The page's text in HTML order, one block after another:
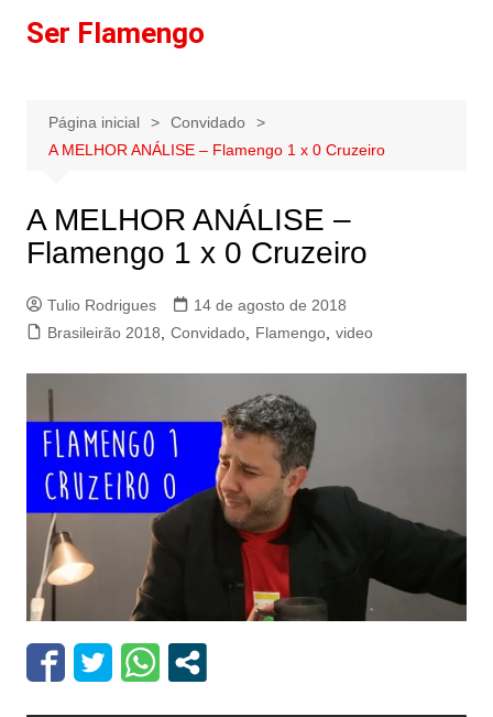
paraSer Flamengo
Página inicial
Convidado
A MELHOR ANÁLISE – Flamengo 1 x 0 Cruzeiro
A MELHOR ANÁLISE –
Flamengo 1 x 0 Cruzeiro
Tulio Rodrigues
14 de agosto de 2018
Brasileirão 2018
Convidado, Flamengo, video